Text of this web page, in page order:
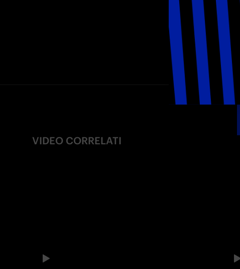
VIDEO CORRELATI